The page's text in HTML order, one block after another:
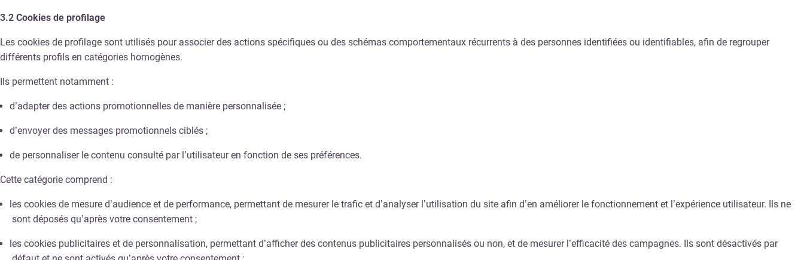
3.2 Cookies de profilage
Les cookies de profilage sont utilisés pour associer des actions spécifiques ou des schémas comportementaux récurrents à des personnes identifiées ou identifiables, afin de regrouper
différents profils en catégories homogènes.
Ils permettent notamment :
d’adapter des actions promotionnelles de manière personnalisée ;
d’envoyer des messages promotionnels ciblés ;
de personnaliser le contenu consulté par l’utilisateur en fonction de ses préférences.
Cette catégorie comprend :
les cookies de mesure d’audience et de performance, permettant de mesurer le trafic et d’analyser l’utilisation du site afin d’en améliorer le fonctionnement et l’expérience utilisateur. Ils ne
sont déposés qu’après votre consentement ;
les cookies publicitaires et de personnalisation, permettant d’afficher des contenus publicitaires personnalisés ou non, et de mesurer l’efficacité des campagnes. Ils sont désactivés par